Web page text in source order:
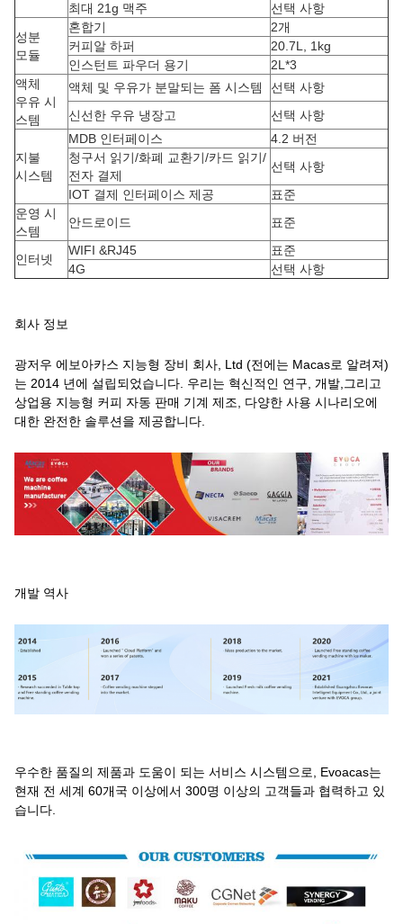
최대 21g 맥주
선택 사항
성분
모듈
혼합기
2개
커피알 하퍼
20.7L, 1kg
인스턴트 파우더 용기
2L*3
액체
우유 시
스템
액체 및 우유가 분말되는 폼 시스템
선택 사항
신선한 우유 냉장고
선택 사항
지불
시스템
MDB 인터페이스
4.2 버전
청구서 읽기/화폐 교환기/카드 읽기/
전자 결제
선택 사항
IOT 결제 인터페이스 제공
표준
운영 시
스템
안드로이드 표준
인터넷
WIFI &RJ45
표준
4G
선택 사항
회사 정보
광저우 에보아카스 지능형 장비 회사, Ltd (전에는 Macas로 알려져)
는 2014 년에 설립되었습니다. 우리는 혁신적인 연구, 개발,그리고
상업용 지능형 커피 자동 판매 기계 제조, 다양한 사용 시나리오에
대한 완전한 솔루션을 제공합니다.
개발 역사
우수한 품질의 제품과 도움이 되는 서비스 시스템으로, Evoacas는
현재 전 세계 60개국 이상에서 300명 이상의 고객들과 협력하고 있
습니다.